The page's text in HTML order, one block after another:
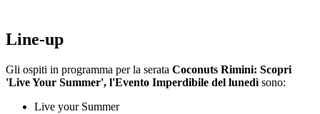
Line-up
Gli ospiti in programma per la serata Coconuts Rimini: Scopri
'Live Your Summer', l'Evento Imperdibile del lunedì sono:
Live your Summer